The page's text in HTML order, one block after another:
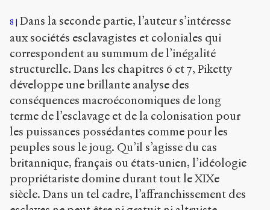
8
Dans la seconde partie, l’auteur s’intéresse
aux sociétés esclavagistes et coloniales qui
correspondent au summum de l’inégalité
structurelle. Dans les chapitres 6 et 7, Piketty
développe une brillante analyse des
conséquences macroéconomiques de long
terme de l’esclavage et de la colonisation pour
les puissances possédantes comme pour les
peuples sous le joug. Qu’il s’agisse du cas
britannique, français ou états-unien, l’idéologie
propriétariste domine durant tout le XIXe
siècle. Dans un tel cadre, l’affranchissement des